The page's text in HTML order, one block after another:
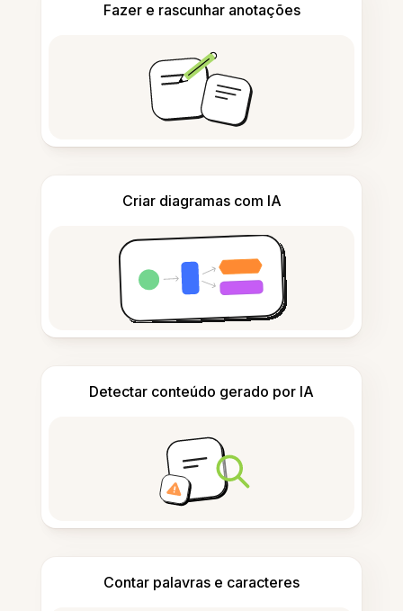
Fazer e rascunhar anotações
Criar diagramas com IA
Detectar conteúdo gerado por IA
Contar palavras e caracteres